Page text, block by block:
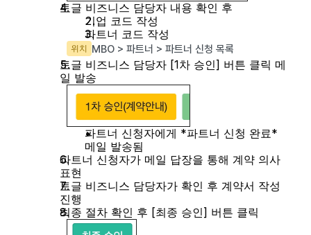
토글 비즈니스 담당자 내용 확인 후
기업 코드 작성
파트너 코드 작성
위치 MBO > 파트너 > 파트너 신청 목록
토글 비즈니스 담당자 [1차 승인] 버튼 클릭 메
일 발송
파트너 신청자에게 *파트너 신청 완료*
메일 발송됨
파트너 신청자가 메일 답장을 통해 계약 의사
표현
토글 비즈니스 담당자가 확인 후 계약서 작성
진행
최종 절차 확인 후 [최종 승인] 버튼 클릭